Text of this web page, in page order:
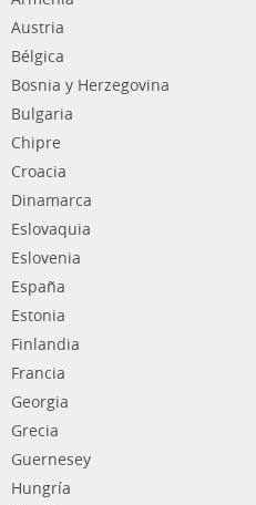
Austria
Bélgica
Bosnia y Herzegovina
Bulgaria
Chipre
Croacia
Dinamarca
Eslovaquia
Eslovenia
España
Estonia
Finlandia
Francia
Georgia
Grecia
Guernesey
Hungría